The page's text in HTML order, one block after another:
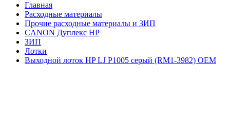
Главная
Расходные материалы
Прочие расходные материалы и ЗИП
CANON Дуплекс HP
ЗИП
Лотки
Выходной лоток HP LJ P1005 серый (RM1-3982) OEM